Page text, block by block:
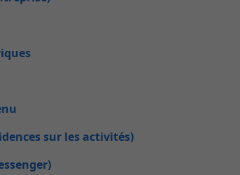
sur les activités)